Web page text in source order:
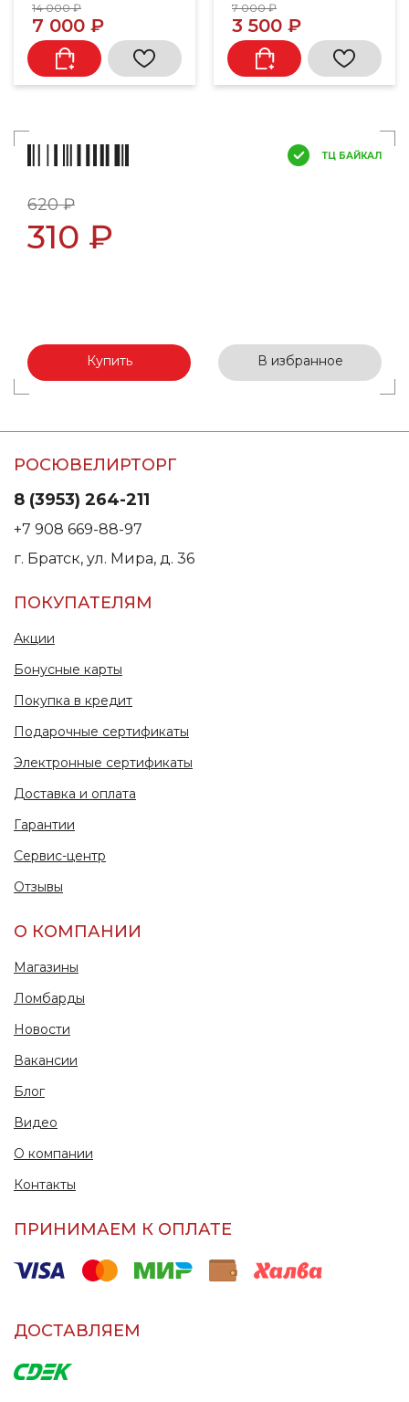
14 000 ₽
7 000 ₽
7 000 ₽
3 500 ₽
ТЦ БАЙКАЛ
620 ₽
310 ₽
Купить В избранное
РОСЮВЕЛИРТОРГ
8 (3953) 264-211
+7 908 669-88-97
г. Братск, ул. Мира, д. 36
ПОКУПАТЕЛЯМ
Акции
Бонусные карты
Покупка в кредит
Подарочные сертификаты
Электронные сертификаты
Доставка и оплата
Гарантии
Сервис-центр
Отзывы
О КОМПАНИИ
Магазины
Ломбарды
Новости
Вакансии
Блог
Видео
О компании
Контакты
ПРИНИМАЕМ К ОПЛАТЕ
ДОСТАВЛЯЕМ